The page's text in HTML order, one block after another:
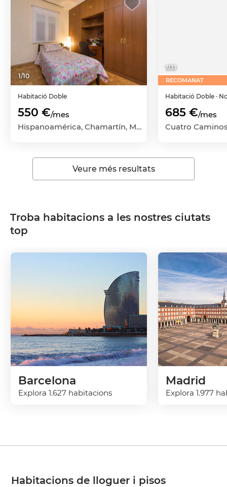
1/10
Habitació Doble
550 €/mes
Hispanoamérica, Chamartín, Madrid Capital, Madrid
1/31
RECOMANAT
Habitació Doble ·
685 €/mes
Veure més resultats
Troba habitacions a les nostres ciutats
top
Barcelona
Explora 1.627 habitacions
Madrid
Explora 1.977
Habitacions de lloguer i pisos